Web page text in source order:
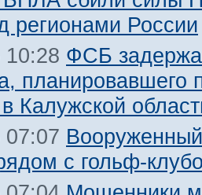
регионами России
10:28 ФСБ
планировавшего
Калужской
07:07
с гольф-